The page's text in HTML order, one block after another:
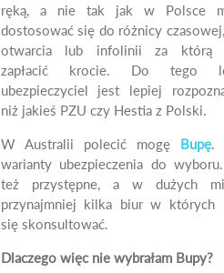
ręką, a nie tak jak w Polsce
dostosować się do różnicy
otwarcia lub infolinii za którą
zapłacić krocie. Do tego
ubezpieczyciel jest lepiej
niż jakieś PZU czy Hestia z Polski.
W Australii polecić mogę Bupę.
warianty ubezpieczenia do
też przystępne, a w dużych
przynajmniej kilka biur w których
się skonsultować.
Dlaczego więc nie wybrałam Bupy?